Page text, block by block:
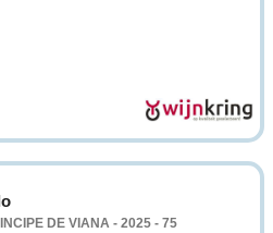
DE VIANA - 2025 - 75